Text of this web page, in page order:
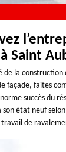
Saint
de la construction
façade, faites
succès du
état neuf selon
de